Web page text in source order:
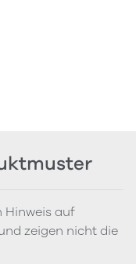
Hinweis auf
zeigen nicht die